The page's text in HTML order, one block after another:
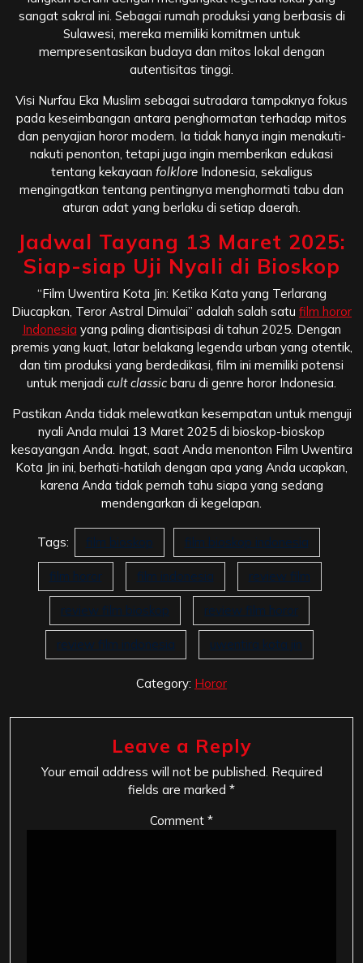
sangat sakral ini. Sebagai rumah produksi yang berbasis di
Sulawesi, mereka memiliki komitmen untuk
mempresentasikan budaya dan mitos lokal dengan
autentisitas tinggi.
Visi Nurfau Eka Muslim sebagai sutradara tampaknya fokus
pada keseimbangan antara penghormatan terhadap mitos
dan penyajian horor modern. Ia tidak hanya ingin menakuti-
nakuti penonton, tetapi juga ingin memberikan edukasi
tentang kekayaan folkloreIndonesia, sekaligus
mengingatkan tentang pentingnya menghormati tabu dan
aturan adat yang berlaku di setiap daerah.
Jadwal Tayang 13 Maret 2025:
Siap-siap Uji Nyali di Bioskop
“Film Uwentira Kota Jin: Ketika Kata yang Terlarang
Diucapkan, Teror Astral Dimulai” adalah salah satu film horor
Indonesia yang paling diantisipasi di tahun 2025. Dengan
premis yang kuat, latar belakang legenda urban yang otentik,
dan tim produksi yang berdedikasi, film ini memiliki potensi
untuk menjadi cult classic baru di genre horor Indonesia.
Pastikan Anda tidak melewatkan kesempatan untuk menguji
nyali Anda mulai 13 Maret 2025 di bioskop-bioskop
kesayangan Anda. Ingat, saat Anda menonton Film Uwentira
Kota Jin ini, berhati-hatilah dengan apa yang Anda ucapkan,
karena Anda tidak pernah tahu siapa yang sedang
mendengarkan di kegelapan.
Tags: film bioskop film bioskop indonesia
film horor film indonesia review film
review film bioskop review film horor
review film indonesia uwentira kota jin
Category: Horor
Leave a Reply
Your email address will not be published. Required
fields are marked *
Comment *